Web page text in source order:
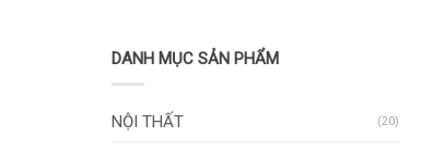
DANH MỤC SẢN PHẨM
NỘI THẤT (20)